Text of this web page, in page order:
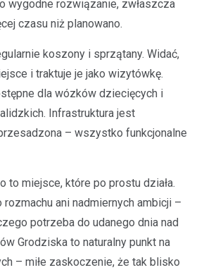
wygodne rozwiązanie, zwłaszcza
czasu niż planowano.
koszony i sprzątany. Widać,
i traktuje je jako wizytówkę.
dla wózków dziecięcych i
Infrastruktura jest
– wszystko funkcjonalne
to miejsce, które po prostu działa.
ani nadmiernych ambicji –
potrzeba do udanego dnia nad
Grodziska to naturalny punkt na
– miłe zaskoczenie, że tak blisko